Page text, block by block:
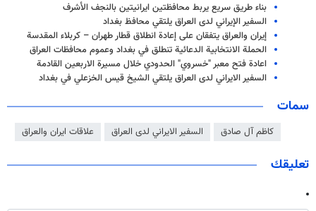
بناء طريق سريع یربط محافظتين ايرانيتين بالنجف الأشرف
السفير الإيراني لدى العراق يلتقي محافظ بغداد
إيران والعراق يتفقان على إعادة انطلاق قطار طهران – كربلاء المقدسة
الحملة الانتخابية الدعائية تنطلق في بغداد وعموم محافظات العراق
اعادة فتح معبر "خسروي" الحدودي خلال مسيرة الاربعين القادمة
السفير الايراني لدى العراق يلتقي الشيخ قيس الخزعلي في بغداد
سمات
كاظم آل صادق السفير الايراني لدى العراق علاقات ايران والعراق
تعليقك